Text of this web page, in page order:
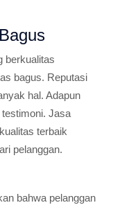
berkualitas
bagus. Reputasi
hal. Adapun
Jasa
terbaik
pelanggan.
bahwa pelanggan